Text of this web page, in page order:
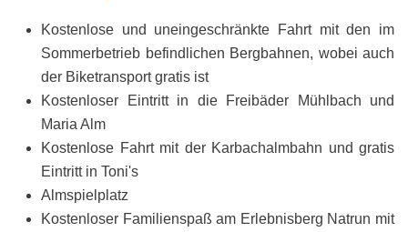
Kostenlose und uneingeschränkte Fahrt mit den im
Sommerbetrieb befindlichen Bergbahnen, wobei auch
der Biketransport gratis ist
Kostenloser Eintritt in die Freibäder Mühlbach und
Maria Alm
Kostenlose Fahrt mit der Karbachalmbahn und gratis
Eintritt in Toni's
Almspielplatz
Kostenloser Familienspaß am Erlebnisberg Natrun mit